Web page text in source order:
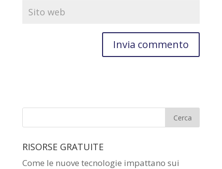
RISORSE GRATUITE
Come le nuove tecnologie impattano sui